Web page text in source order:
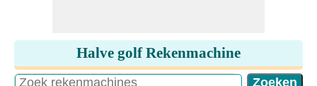
Halve golf Rekenmachine